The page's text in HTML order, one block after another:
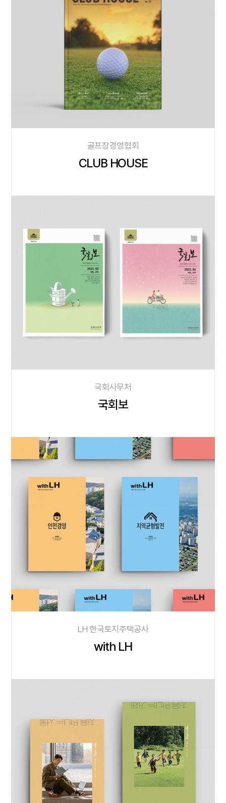
골프장경영협회
CLUB HOUSE
국회사무처
국회보
LH 한국토지주택공사
with LH